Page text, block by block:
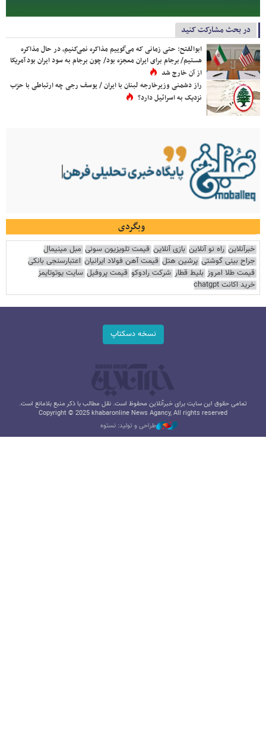
در بحث مشارکت کنید
ابوالفتح: حتی زمانی که می‌گوییم مذاکره نمی‌کنیم، در حال مذاکره
هستیم/ برجام برای ایران معجزه بود/ چون برجام به سود ایران بود آمریکا
از آن خارج شد
راز دشمنی وزیرخارجه لبنان با ایران / یوسف رجی چه ارتباطی با حزب
نزدیک به اسرائیل دارد؟
وبگردی
خبرآنلاین راه نو آنلاین بازی آنلاین قیمت تلویزیون سونی مبل مینیمال
جراح بینی گوشتی پرشین هتل قیمت آهن فولاد ایرانیان اعتبارسنجی بانکی
قیمت طلا امروز بلیط قطار شرکت رادوکو قیمت پروفیل سایت یوتوتایمز
خرید اکانت chatgpt
نسخه دسکتاپ
تمامی حقوق این سایت برای خبرآنلاین محفوظ است. نقل مطالب با ذکر منبع بلامانع است.
Copyright © 2025 khabaronline News Agancy, All rights reserved
طراحی و تولید: نستوه